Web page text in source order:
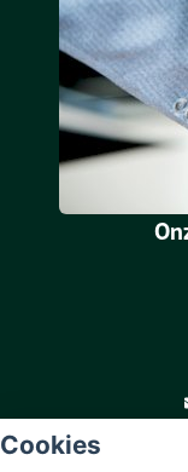
Cookies
© Copyright